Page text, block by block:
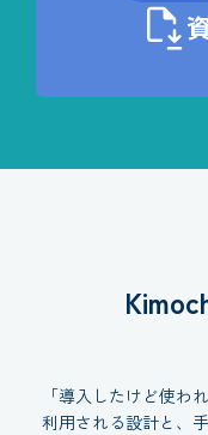
「導入したけど使わ
利用される設計と、